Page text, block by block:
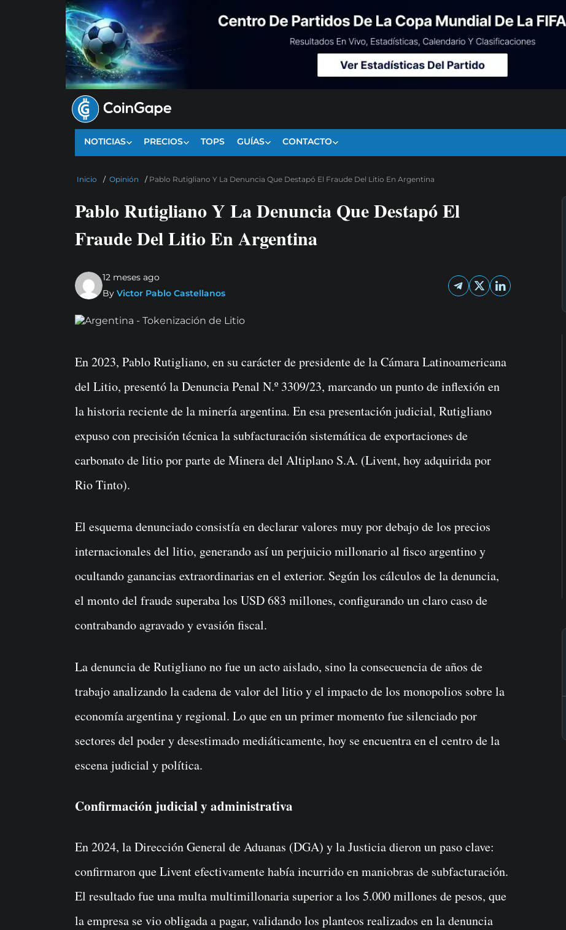
NOTICIAS PRECIOS TOPS GUÍAS CONTACTO
Inicio / Opinión / Pablo Rutigliano Y La Denuncia Que Destapó El Fraude Del Litio En Argentina
Pablo Rutigliano Y La Denuncia Que Destapó El
Fraude Del Litio En Argentina
12 meses ago
By Victor Pablo Castellanos
En 2023, Pablo Rutigliano, en su carácter de presidente de la Cámara Latinoamericana
del Litio, presentó la Denuncia Penal N.º 3309/23, marcando un punto de inflexión en
la historia reciente de la minería argentina. En esa presentación judicial, Rutigliano
expuso con precisión técnica la subfacturación sistemática de exportaciones de
carbonato de litio por parte de Minera del Altiplano S.A. (Livent, hoy adquirida por
Rio Tinto).
El esquema denunciado consistía en declarar valores muy por debajo de los precios
internacionales del litio, generando así un perjuicio millonario al fisco argentino y
ocultando ganancias extraordinarias en el exterior. Según los cálculos de la denuncia,
el monto del fraude superaba los USD 683 millones, configurando un claro caso de
contrabando agravado y evasión fiscal.
La denuncia de Rutigliano no fue un acto aislado, sino la consecuencia de años de
trabajo analizando la cadena de valor del litio y el impacto de los monopolios sobre la
economía argentina y regional. Lo que en un primer momento fue silenciado por
sectores del poder y desestimado mediáticamente, hoy se encuentra en el centro de la
escena judicial y política.
Confirmación judicial y administrativa
En 2024, la Dirección General de Aduanas (DGA) y la Justicia dieron un paso clave:
confirmaron que Livent efectivamente había incurrido en maniobras de subfacturación.
El resultado fue una multa multimillonaria superior a los 5.000 millones de pesos, que
la empresa se vio obligada a pagar, validando los planteos realizados en la denuncia